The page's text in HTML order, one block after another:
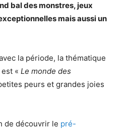
bal des monstres, jeux
mais aussi un
la période, la thématique
« Le monde des
peurs et grandes joies
de découvrir le pré-